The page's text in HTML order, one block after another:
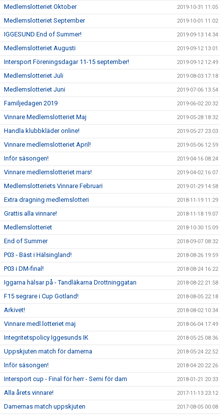
Medlemslotteriet Oktober 2019-10-31 11:05
Medlemslotteriet September 2019-10-01 11:02
IGGESUND End of Summer! 2019-09-13 14:34
Medlemslotteriet Augusti 2019-09-12 13:01
Intersport Föreningsdagar 11-15 september! 2019-09-12 12:49
Medlemslotteriet Juli 2019-08-03 17:18
Medlemslotteriet Juni 2019-07-06 13:54
Familjedagen 2019 2019-06-02 20:32
Vinnare Medlemslotteriet Maj 2019-05-28 18:32
Handla klubbkläder online! 2019-05-27 23:03
Vinnare medlemslotteriet April! 2019-05-06 12:59
Inför säsongen! 2019-04-16 08:24
Vinnare medlemslotteriet mars! 2019-04-02 16:07
Medlemslotteriets Vinnare Februari 2019-01-29 14:58
Extra dragning medlemslotteri 2018-11-19 11:29
Grattis alla vinnare! 2018-11-18 19:07
Medlemslotteriet 2018-10-30 15:09
End of Summer 2018-09-07 08:32
P03 - Bäst i Hälsingland! 2018-08-26 19:59
P03 i DM-final! 2018-08-24 16:22
Iggarna hälsar på - Tandläkarna Drottninggatan 2018-08-22 21:58
F15 segrare i Cup Gotland! 2018-08-05 22:18
Arkivet! 2018-08-02 10:34
Vinnare medl.lotteriet maj 2018-06-04 17:49
Integritetspolicy Iggesunds IK 2018-05-25 08:36
Uppskjuten match för damerna 2018-05-24 22:52
Inför säsongen! 2018-04-20 22:26
Intersport cup - Final för herr - Semi för dam 2018-01-21 20:33
Alla årets vinnare! 2017-11-13 23:12
Damernas match uppskjuten 2017-08-05 00:08